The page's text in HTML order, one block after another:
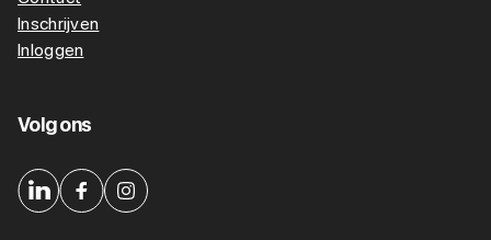
Inschrijven
Inloggen
Volg ons